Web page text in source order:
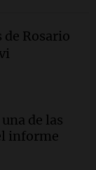
a
relato
vino
semana
de Rosario
de las
informe